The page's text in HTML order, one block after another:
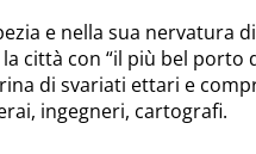
e nella sua
con “il più bel porto
di svariati ettari e
ingegneri, cartografi.